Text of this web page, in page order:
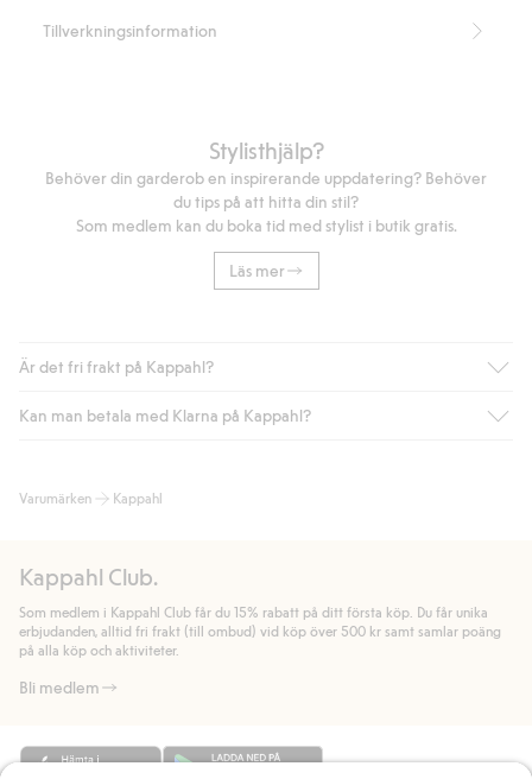
Tillverkningsinformation
Stylisthjälp?
Behöver din garderob en inspirerande uppdatering? Behöver
du tips på att hitta din stil?
Som medlem kan du boka tid med stylist i butik gratis.
Läs mer
Är det fri frakt på Kappahl?
Är du medlem i Kappahl Club har du alltid gratis frakt till butik
automatik efter du loggat in och identifierats som medlem.
handlar för.
Läs mer
Kan man betala med Klarna på Kappahl?
bland annat faktura och swish men även andra betalningssätt.
allmänna villkor.
Läs mer
Varumärken Kappahl
Kappahl Club.
Som medlem i Kappahl Club får du 15% rabatt på ditt första köp. Du får unika
erbjudanden, alltid fri frakt (till ombud) vid köp över 500 kr samt samlar poäng
på alla köp och aktiviteter.
Bli medlem